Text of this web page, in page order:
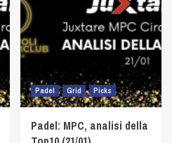
Padel Grid Picks
Padel: MPC, analisi della